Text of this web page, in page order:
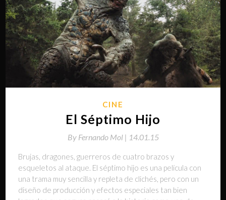
CINE
El Séptimo Hijo
By Fernando Mol | 14.01.15
Brujas, dragones, guerreros de cuatro brazos y
esqueletos al ataque. El séptimo hijo es una película con
una trama muy sencilla y repleta de clichés, pero con un
diseño de producción y efectos especiales tan bien